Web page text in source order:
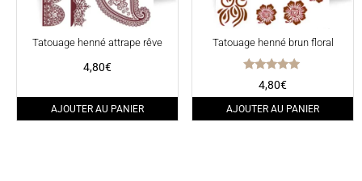
Tatouage henné attrape rêve
4,80€
AJOUTER AU PANIER
Tatouage henné brun floral
Note
5.00
sur 5
4,80€
AJOUTER AU PANIER